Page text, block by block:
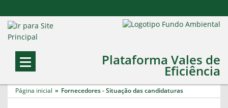
Plataforma Vales de
Eficiência
Página inicial Fornecedores - Situação das candidaturas